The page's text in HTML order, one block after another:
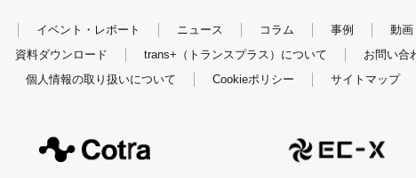
イベント・レポート ニュース コラム 事例 動画
資料ダウンロード trans+（トランスプラス）について お問い合
個人情報の取り扱いについて
Cookieポリシー サイトマップ